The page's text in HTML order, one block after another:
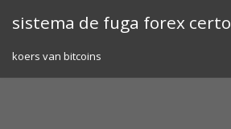
sistema de fuga forex certo
koers van bitcoins